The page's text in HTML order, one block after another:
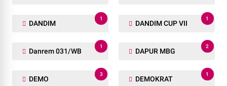
DANDIM
1
DANDIM CUP VII
1
Danrem 031/WB
1
DAPUR MBG
2
DEMO
3
DEMOKRAT
1